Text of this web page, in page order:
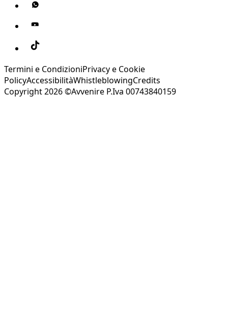
Termini e CondizioniPrivacy e Cookie
PolicyAccessibilitàWhistleblowingCredits
Copyright 2026 ©Avvenire P.Iva 00743840159